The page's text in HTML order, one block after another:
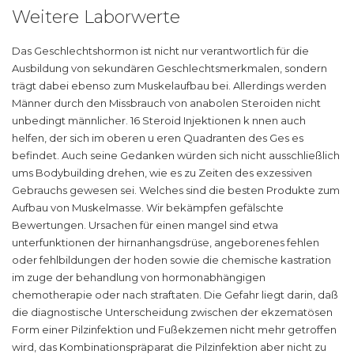
Weitere Laborwerte
Das Geschlechtshormon ist nicht nur verantwortlich für die
Ausbildung von sekundären Geschlechtsmerkmalen, sondern
trägt dabei ebenso zum Muskelaufbau bei. Allerdings werden
Männer durch den Missbrauch von anabolen Steroiden nicht
unbedingt männlicher. 16 Steroid Injektionen k nnen auch
helfen, der sich im oberen u eren Quadranten des Ges es
befindet. Auch seine Gedanken würden sich nicht ausschließlich
ums Bodybuilding drehen, wie es zu Zeiten des exzessiven
Gebrauchs gewesen sei. Welches sind die besten Produkte zum
Aufbau von Muskelmasse. Wir bekämpfen gefälschte
Bewertungen. Ursachen für einen mangel sind etwa
unterfunktionen der hirnanhangsdrüse, angeborenes fehlen
oder fehlbildungen der hoden sowie die chemische kastration
im zuge der behandlung von hormonabhängigen
chemotherapie oder nach straftaten. Die Gefahr liegt darin, daß
die diagnostische Unterscheidung zwischen der ekzematösen
Form einer Pilzinfektion und Fußekzemen nicht mehr getroffen
wird, das Kombinationspräparat die Pilzinfektion aber nicht zu